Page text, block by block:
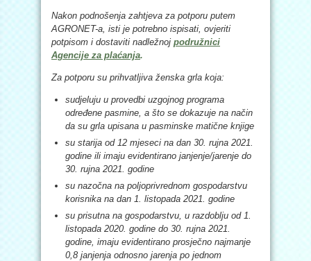
Nakon podnošenja zahtjeva za potporu putem
AGRONET-a, isti je potrebno ispisati, ovjeriti
potpisom i dostaviti nadležnoj podružnici
Agencije za plaćanja.
Za potporu su prihvatljiva ženska grla koja:
sudjeluju u provedbi uzgojnog programa
određene pasmine, a što se dokazuje na način
da su grla upisana u pasminske matične knjige
su starija od 12 mjeseci na dan 30. rujna 2021.
godine ili imaju evidentirano janjenje/jarenje do
30. rujna 2021. godine
su nazočna na poljoprivrednom gospodarstvu
korisnika na dan 1. listopada 2021. godine
su prisutna na gospodarstvu, u razdoblju od 1.
listopada 2020. godine do 30. rujna 2021.
godine, imaju evidentirano prosječno najmanje
0,8 janjenja odnosno jarenja po jednom